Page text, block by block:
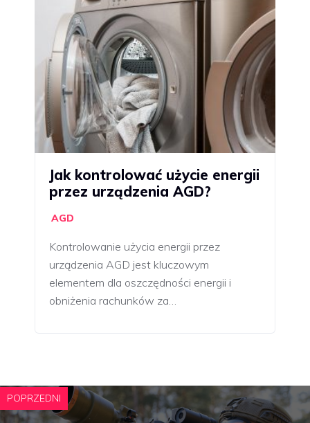
Jak kontrolować użycie energii
przez urządzenia AGD?
AGD
Kontrolowanie użycia energii przez
urządzenia AGD jest kluczowym
elementem dla oszczędności energii i
obniżenia rachunków za…
POPRZEDNI